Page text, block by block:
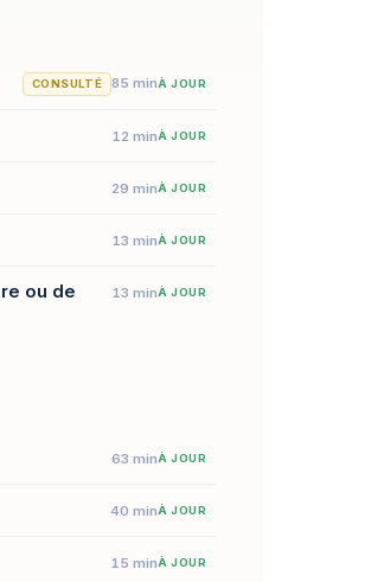
CONSULTÉ 85 minÀ JOUR
12 minÀ JOUR
29 minÀ JOUR
13 minÀ JOUR
ou de
13 minÀ JOUR
63 minÀ JOUR
40 minÀ JOUR
15 minÀ JOUR